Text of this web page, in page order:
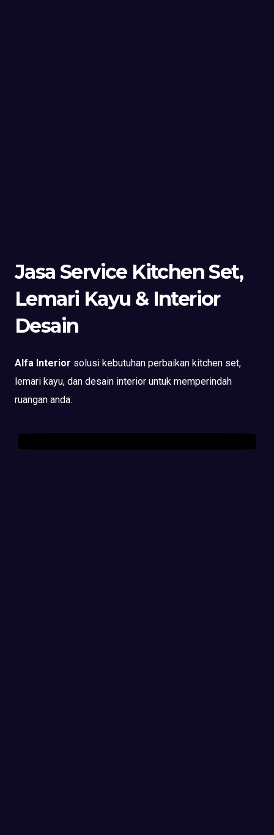
Jasa Service Kitchen Set,
Lemari Kayu & Interior
Desain
Alfa Interior solusi kebutuhan perbaikan kitchen set,
lemari kayu, dan desain interior untuk memperindah
ruangan anda.